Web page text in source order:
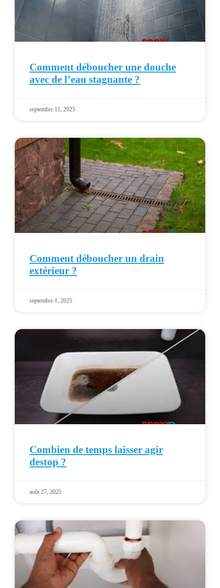
Comment déboucher une douche
avec de l’eau stagnante ?
septembre 11, 2025
Comment déboucher un drain
extérieur ?
septembre 1, 2025
Combien de temps laisser agir
destop ?
août 27, 2025